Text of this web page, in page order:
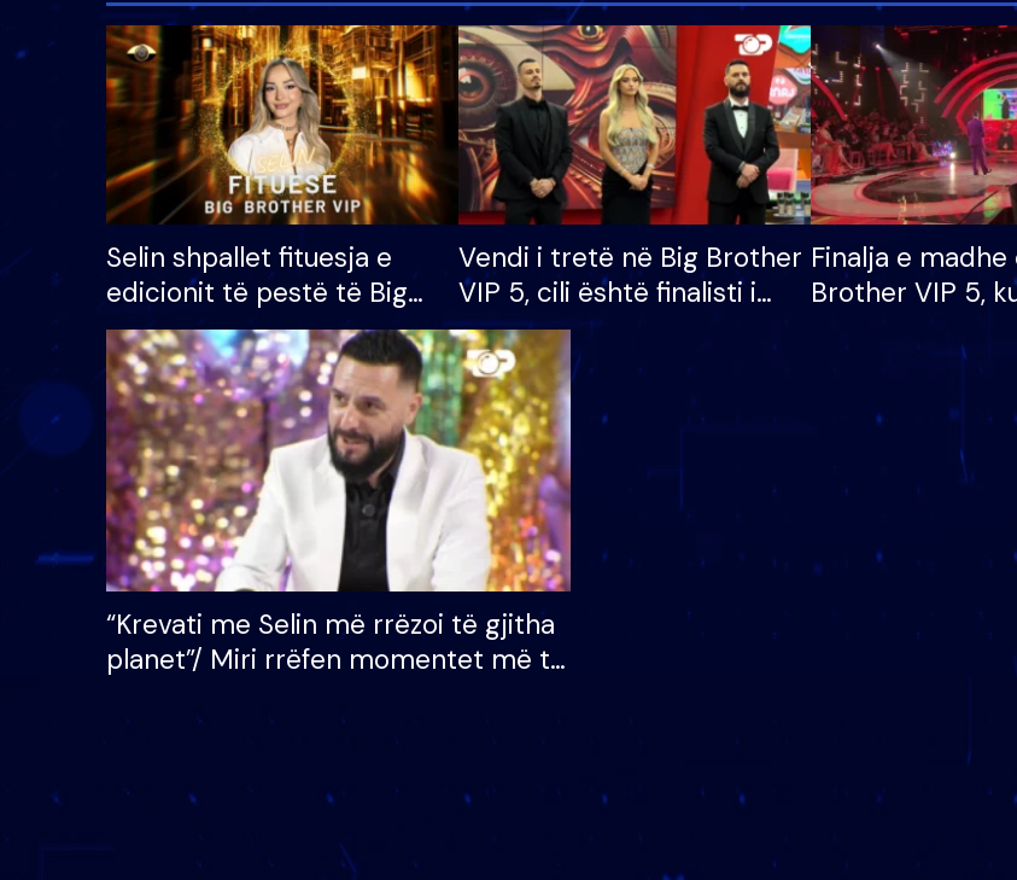
Selin shpallet fituesja e
edicionit të pestë të Big
Brother VIP, rrëmben
çmimin e madh prej 100
mijë eurosh
Vendi i tretë në Big Brother
VIP 5, cili është finalisti i
radhës që lë shtëpinë
Finalja e madhe
Brother VIP 5,
banori i parë
dhe humb
të fituar çmimin
“Krevati me Selin më rrëzoi të gjitha
planet”/ Miri rrëfen momentet më të
mungojë zilja e mëngjesit kur…